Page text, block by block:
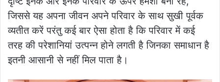
जिससे यह अपना जीवन अपने परिवार के साथ सुखी पूर्वक
व्यतीत करें परंतु कई बार ऐसा होता है कि परिवार में कई
तरह की परेशानियां उत्पन्न होने लगती है जिनका समाधान है
इतनी आसानी से नहीं मिल पाता है।